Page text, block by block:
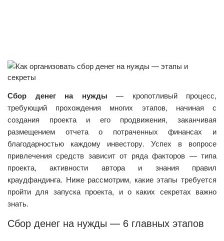
Сбор денег на нужды — кропотливый процесс,
требующий прохождения многих этапов, начиная с
создания проекта и его продвижения, заканчивая
размещением отчета о потраченных финансах и
благодарностью каждому инвестору. Успех в вопросе
привлечения средств зависит от ряда факторов — типа
проекта, активности автора и знания правил
краудфандинга. Ниже рассмотрим, какие этапы требуется
пройти для запуска проекта, и о каких секретах важно
знать.
Сбор денег на нужды — 6 главных этапов